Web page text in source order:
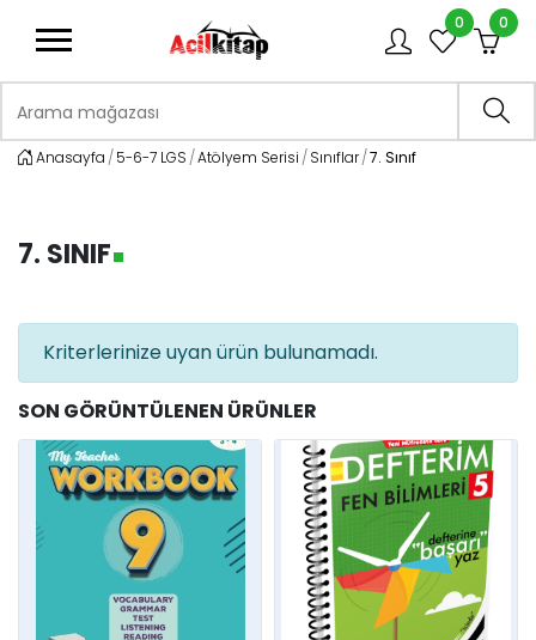
0 0
Anasayfa 5-6-7 LGS Atölyem Serisi Sınıflar 7. Sınıf
7. SINIF
Kriterlerinize uyan ürün bulunamadı.
SON GÖRÜNTÜLENEN ÜRÜNLER